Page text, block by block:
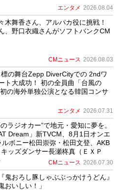
エンタメ 2026.08.04
木舞香さん、アルパカ役に挑戦！
、野口衣織さんがソフトバンクCM
CMニュース 2026.08.03
の舞台Zepp DiverCityでの 2ndワ
ト大成功！ 初の全員曲「台風の
の海外単独公演となる韓国コンサ
エンタメ 2026.07.31
ラジオカー”で地元・愛知に夢を。
Dream」新TVCM、8月1日オンエ
ボニー松田崇弥・松田文登、AKB
ッズダンサー長瀬柊真（ＥＸＰ
CMニュース 2026.07.30
鬼おろし豚しゃぶぶっかけうどん』
おいしい！」